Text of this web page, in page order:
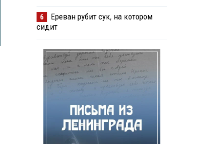
6
Ереван рубит сук, на котором
сидит